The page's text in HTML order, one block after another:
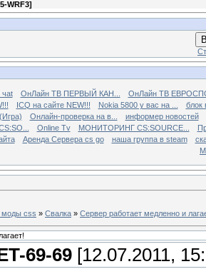
WRF3]
чаt ОнЛайн ТВ ПЕРВЫЙ КАН...
ОнЛайн ТВ
ICQ на сайте NEW!!! Nokia 5800 у вас на ...
блок
Онлайн-проверка на в...
информер новостей
Online Tv МОНИТОРИНГ CS:SOURCE...
Аренда Сервера cs go наша группа в steam
моды css » Свалка » Сервер работает медленно и
69-69 [12.07.2011,